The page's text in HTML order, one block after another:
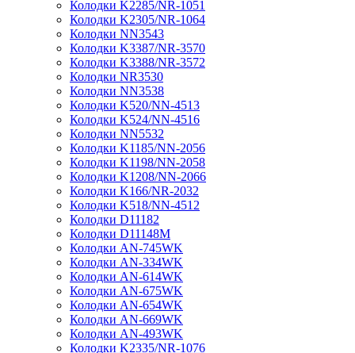
Колодки K2285/NR-1051
Колодки K2305/NR-1064
Колодки NN3543
Колодки K3387/NR-3570
Колодки K3388/NR-3572
Колодки NR3530
Колодки NN3538
Колодки K520/NN-4513
Колодки K524/NN-4516
Колодки NN5532
Колодки K1185/NN-2056
Колодки K1198/NN-2058
Колодки K1208/NN-2066
Колодки K166/NR-2032
Колодки K518/NN-4512
Колодки D11182
Колодки D11148M
Колодки AN-745WK
Колодки AN-334WK
Колодки AN-614WK
Колодки AN-675WK
Колодки AN-654WK
Колодки AN-669WK
Колодки AN-493WK
Колодки K2335/NR-1076